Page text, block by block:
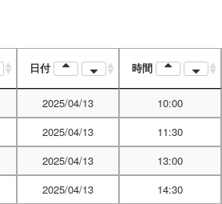
日付 時間
2025/04/13 10:00
2025/04/13 11:30
2025/04/13 13:00
2025/04/13 14:30